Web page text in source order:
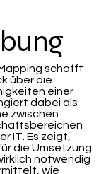
schafft
über die
einer
dabei als
zwischen
IT. Es zeigt,
die Umsetzung
notwendig
wie